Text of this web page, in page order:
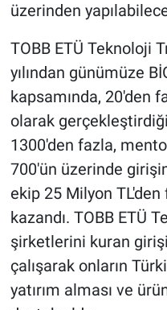
üzerinden
TOBB ETÜ Teknoloji
yılından günümüze
kapsamında, 20'den
olarak
1300'den fazla,
700'ün üzerinde
ekip 25 Milyon
kazandı. TOBB ETÜ
şirketlerini kuran
çalışarak onların
yatırım alması ve